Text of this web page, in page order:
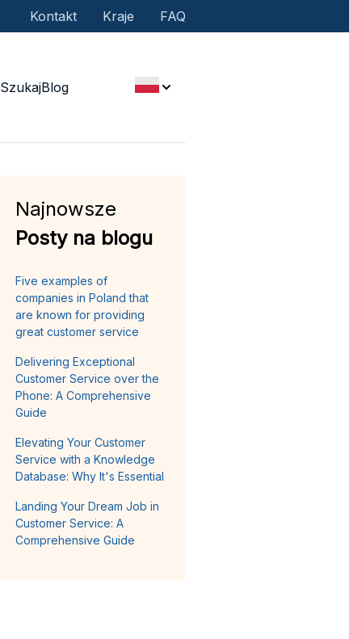
Kontakt Kraje FAQ
SzukajBlog
Najnowsze
Posty na blogu
Five examples of
companies in Poland that
are known for providing
great customer service
Delivering Exceptional
Customer Service over the
Phone: A Comprehensive
Guide
Elevating Your Customer
Service with a Knowledge
Database: Why It's Essential
Landing Your Dream Job in
Customer Service: A
Comprehensive Guide